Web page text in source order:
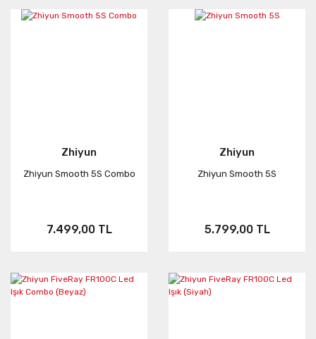
Zhiyun
Zhiyun Smooth 5S Combo
7.499,00 TL
Zhiyun
Zhiyun Smooth 5S
5.799,00 TL